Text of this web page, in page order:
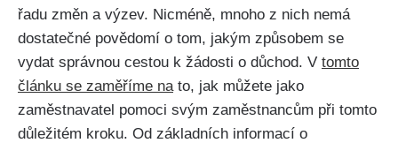
řadu změn a výzev. Nicméně, mnoho z nich nemá
dostatečné povědomí o tom, jakým způsobem se
vydat správnou cestou k žádosti o důchod. V tomto
článku se zaměříme nato, jak můžete jako
zaměstnavatel pomoci svým zaměstnancům při tomto
důležitém kroku. Od základních informací o